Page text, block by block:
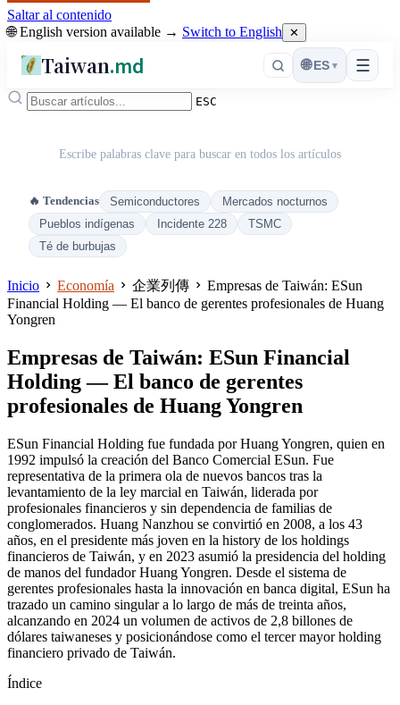
Saltar al contenido
🌐 English version available → Switch to English ✕
Taiwan.md ☰
🌐 ES ▾
ESC
Escribe palabras clave para buscar en todos los artículos
🔥 Tendencias Semiconductores
Mercados nocturnos
Pueblos indígenas
Incidente 228
TSMC
Té de burbujas
Inicio Economía 企業列傳
Empresas de Taiwán: ESun
Financial Holding — El banco de gerentes profesionales de Huang
Yongren
Empresas de Taiwán: ESun Financial
Holding — El banco de gerentes
profesionales de Huang Yongren
ESun Financial Holding fue fundada por Huang Yongren, quien en
1992 impulsó la creación del Banco Comercial ESun. Fue
representativa de la primera ola de nuevos bancos tras la
levantamiento de la ley marcial en Taiwán, liderada por
profesionales financieros y sin dependencia de familias de
conglomerados. Huang Nanzhou se convirtió en 2008, a los 43
años, en el presidente más joven en la history de los holdings
financieros de Taiwán, y en 2023 asumió la presidencia del holding
de manos del fundador Huang Yongren. Desde el sistema de
gerentes profesionales hasta la innovación en banca digital, ESun ha
trazado un camino singular a lo largo de más de treinta años,
alcanzando en 2024 un volumen de activos de 2,8 billones de
dólares taiwaneses y posicionándose como el tercer mayor holding
financiero privado de Taiwán.
Índice